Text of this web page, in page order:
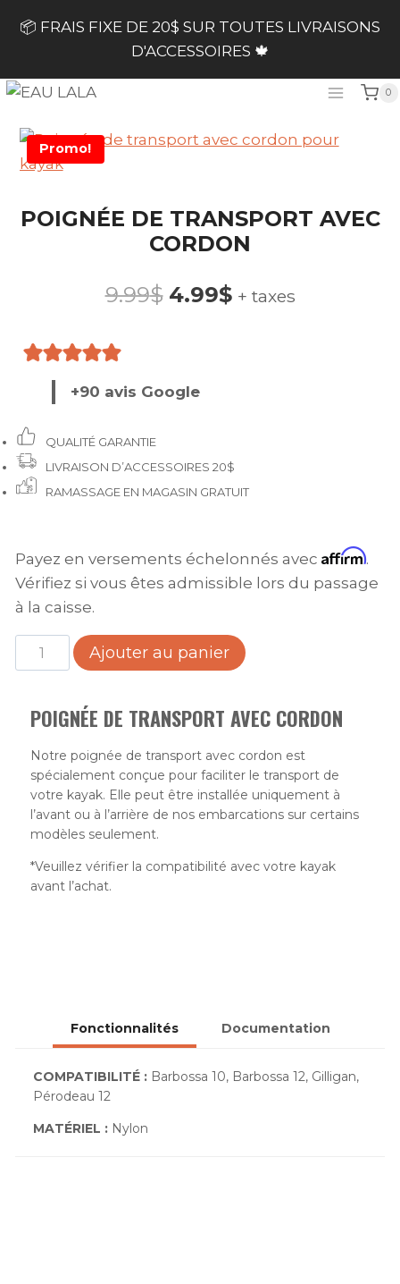
📦 FRAIS FIXE DE 20$ SUR TOUTES LIVRAISONS
D'ACCESSOIRES 🍁
0
Promo!
POIGNÉE DE TRANSPORT AVEC
CORDON
9.99$ Le
était :
4.99$Le
+ taxes
+90 avis Google
QUALITÉ GARANTIE
LIVRAISON D’ACCESSOIRES 20$
RAMASSAGE EN MAGASIN GRATUIT
Payez en versements échelonnés avec Affirm.
Vérifiez si vous êtes admissible lors du passage
à la caisse.
quantité
de
de
avec
cordon
Ajouter au panier
POIGNÉE DE TRANSPORT AVEC CORDON
Notre poignée de transport avec cordon est
spécialement conçue pour faciliter le transport de
votre kayak. Elle peut être installée uniquement à
l’avant ou à l’arrière de nos embarcations sur certains
modèles seulement.
*Veuillez vérifier la compatibilité avec votre kayak
avant l’achat.
Fonctionnalités Documentation
COMPATIBILITÉ : Barbossa 10, Barbossa 12, Gilligan,
Pérodeau 12
MATÉRIEL :Nylon